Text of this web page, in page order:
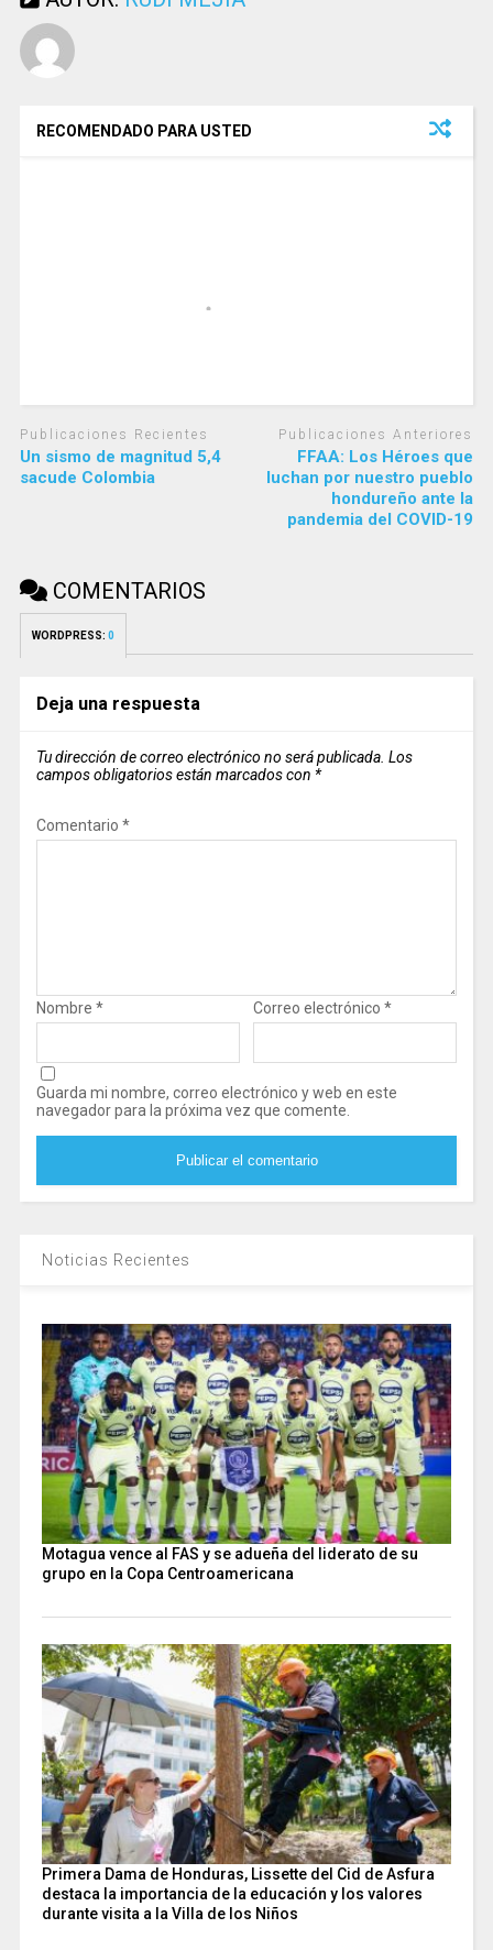
RECOMENDADO PARA USTED
Publicaciones Recientes
Un sismo de magnitud 5,4
sacude Colombia
Publicaciones Anteriores
FFAA: Los Héroes que
luchan por nuestro pueblo
hondureño ante la
pandemia del COVID-19
COMENTARIOS
WORDPRESS: 0
Deja una respuesta
Tu dirección de correo electrónico no será publicada. Los
campos obligatorios están marcados con *
Comentario *
Nombre * Correo electrónico *
Guarda mi nombre, correo electrónico y web en este
navegador para la próxima vez que comente.
Noticias Recientes
Motagua vence al FAS y se adueña del liderato de su
grupo en la Copa Centroamericana
Primera Dama de Honduras, Lissette del Cid de Asfura
destaca la importancia de la educación y los valores
durante visita a la Villa de los Niños